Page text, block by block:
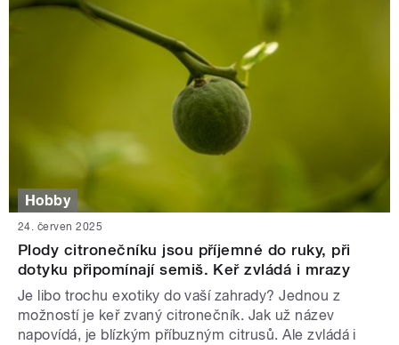
Hobby
24. červen 2025
Plody citronečníku jsou příjemné do ruky, při
dotyku připomínají semiš. Keř zvládá i mrazy
Je libo trochu exotiky do vaší zahrady? Jednou z
možností je keř zvaný citronečník. Jak už název
napovídá, je blízkým příbuzným citrusů. Ale zvládá i